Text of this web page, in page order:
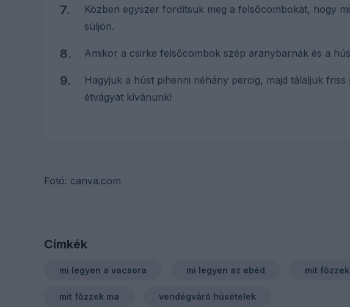
Közben egyszer fordítsuk meg a felsőcombokat, hogy
süljön.
Amikor a csirke felsőcombok szép aranybarnák és a
Hagyjuk a húst pihenni néhány percig, majd tálaljuk
étvágyat kívánunk!
Fotó: canva.com
Címkék
mi legyen a vacsora mi legyen az ebéd mit
mit főzzek ma vendégváró húsételek